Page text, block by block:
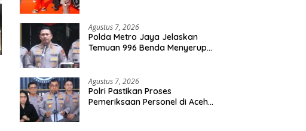
Agustus 7, 2026
Polda Metro Jaya Jelaskan
Temuan 996 Benda Menyerupai
Agustus 7, 2026
Polri Pastikan Proses
Pemeriksaan Personel di Aceh